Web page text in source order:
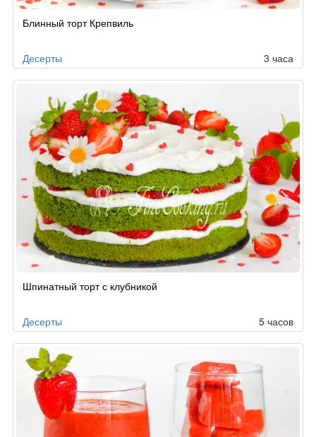
поБлинный торт Крепвиль
Десерты 3 часа
Шпинатный торт с клубникой
Десерты 5 часов